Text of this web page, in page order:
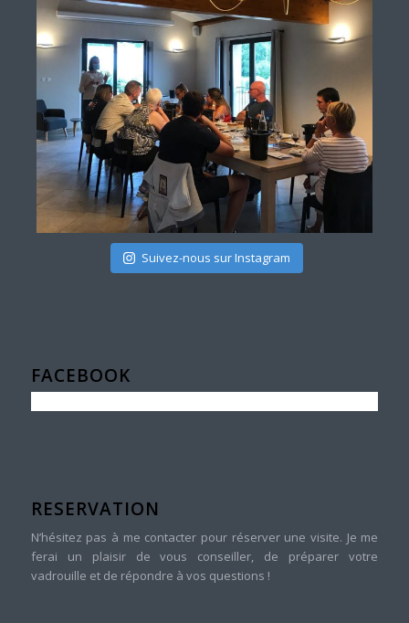
Suivez-nous sur Instagram
FACEBOOK
RESERVATION
N’hésitez pas à me contacter pour réserver une visite. Je me
ferai un plaisir de vous conseiller, de préparer votre
vadrouille et de répondre à vos questions !